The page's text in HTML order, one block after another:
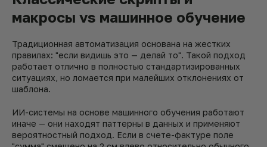
макросы vs машинное обучение
Традиционная автоматизация основана на жестких
правилах: "если видишь это — делай то". Такой подход
работает отлично в полностью стандартизированных
ситуациях, но ломается при малейших отклонениях от
шаблона.
ИИ-системы на основе машинного обучения работают
иначе — они находят паттерны в данных и применяют
вероятностный подход. Если в счете-фактуре поле